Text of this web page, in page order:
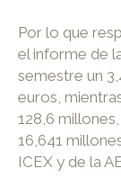
Por lo que
el informe de
semestre un
euros,
128,6
16,641
ICEX y de la